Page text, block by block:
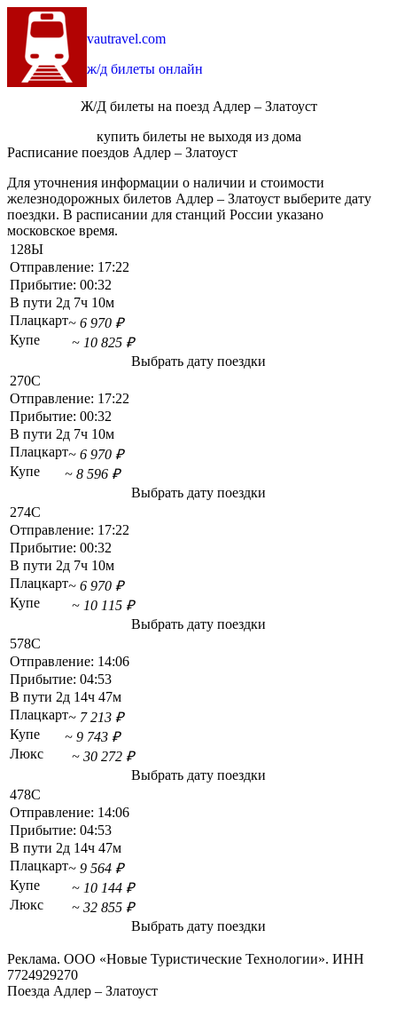
vautravel.com
ж/д билеты онлайн
Ж/Д билеты на поезд Адлер – Златоуст
купить билеты не выходя из дома
Расписание поездов Адлер – Златоуст
Для уточнения информации о наличии и стоимости
железнодорожных билетов Адлер – Златоуст выберите дату
поездки. В расписании для станций России указано
московское время.
128Ы
Отправление: 17:22
Прибытие: 00:32
В пути 2д 7ч 10м
Плацкарт~ 6 970 ₽
Купе
~ 10 825 ₽
Выбрать дату поездки
270С
Отправление: 17:22
Прибытие: 00:32
В пути 2д 7ч 10м
Плацкарт~ 6 970 ₽
Купе
~ 8 596 ₽
Выбрать дату поездки
274С
Отправление: 17:22
Прибытие: 00:32
В пути 2д 7ч 10м
Плацкарт~ 6 970 ₽
Купе
~ 10 115 ₽
Выбрать дату поездки
578С
Отправление: 14:06
Прибытие: 04:53
В пути 2д 14ч 47м
Плацкарт~ 7 213 ₽
Купе
~ 9 743 ₽
Люкс
~ 30 272 ₽
Выбрать дату поездки
478С
Отправление: 14:06
Прибытие: 04:53
В пути 2д 14ч 47м
Плацкарт~ 9 564 ₽
Купе
~ 10 144 ₽
Люкс
~ 32 855 ₽
Выбрать дату поездки
Реклама. ООО «Новые Туристические Технологии». ИНН
7724929270
Поезда Адлер – Златоуст